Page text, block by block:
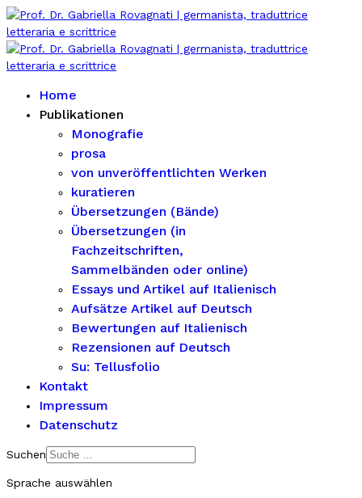
Home
Publikationen
Monografie
prosa
von unveröffentlichten Werken
kuratieren
Übersetzungen (Bände)
Übersetzungen (in
Fachzeitschriften,
Sammelbänden oder online)
Essays und Artikel auf Italienisch
Aufsätze Artikel auf Deutsch
Bewertungen auf Italienisch
Rezensionen auf Deutsch
Su: Tellusfolio
Kontakt
Impressum
Datenschutz
Suchen
Sprache auswählen